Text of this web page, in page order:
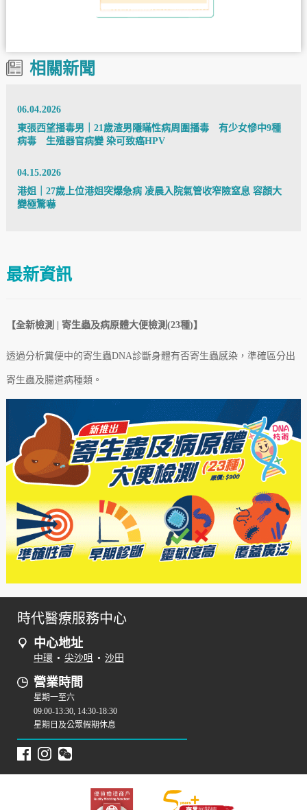
相關新聞
06.04.2026
東張西望播毒男｜21歲渣男隱瞞性病周圍播毒 有少女慘中9種
病毒 生殖器官病變 染可致癌HPV
04.15.2026
港姐｜27歲上位港姐突爆急病 凌晨入院氣管收窄險窒息 容顏大
變極驚嚇
最新資訊
【全新檢測 | 寄生蟲及病原體大便檢測(23種)】
透過分析糞便中的寄生蟲DNA診斷身體有否寄生蟲感染，準確區分出
寄生蟲及腸道病種類 。
時代醫療服務中心
中心地址
中環 • 尖沙咀 • 沙田
營業時間
星期一至六
09:00-13:30, 14:30-18:30
星期日及公眾假期休息